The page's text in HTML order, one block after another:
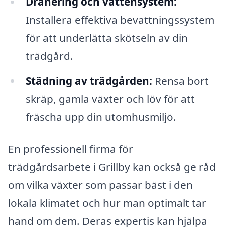
Installera effektiva bevattningssystem
för att underlätta skötseln av din
trädgård.
Städning av trädgården: Rensa bort
skräp, gamla växter och löv för att
fräscha upp din utomhusmiljö.
En professionell firma för
trädgårdsarbete i Grillby kan också ge råd
om vilka växter som passar bäst i den
lokala klimatet och hur man optimalt tar
hand om dem. Deras expertis kan hjälpa